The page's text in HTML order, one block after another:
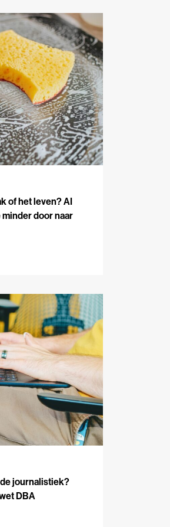
of het leven? AI
door naar
journalistiek?
DBA